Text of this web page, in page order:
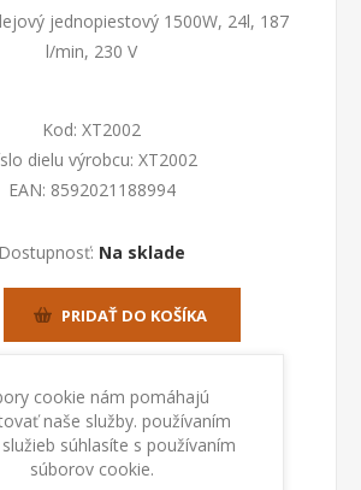
jednopiestový 1500W, 24l, 187
l/min, 230 V
Kod: XT2002
dielu výrobcu: XT2002
EAN: 8592021188994
Dostupnosť: Na sklade
PRIDAŤ DO KOŠÍKA
cookie nám pomáhajú
naše služby. používaním
súhlasíte s používaním
súborov cookie.